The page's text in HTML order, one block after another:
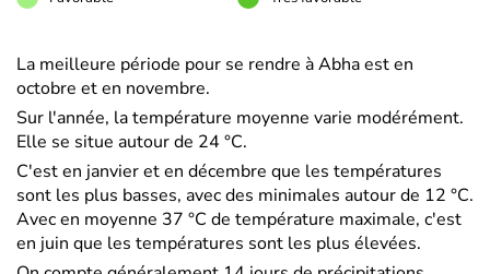
La meilleure période pour se rendre à Abha est en
octobre et en novembre.
Sur l'année, la température moyenne varie modérément.
Elle se situe autour de 24 °C.
C'est en janvier et en décembre que les températures
sont les plus basses, avec des minimales autour de 12 °C.
Avec en moyenne 37 °C de température maximale, c'est
en juin que les températures sont les plus élevées.